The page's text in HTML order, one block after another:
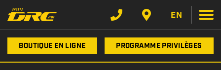
EN
BOUTIQUE EN LIGNE PROGRAMME PRIVILÈGES